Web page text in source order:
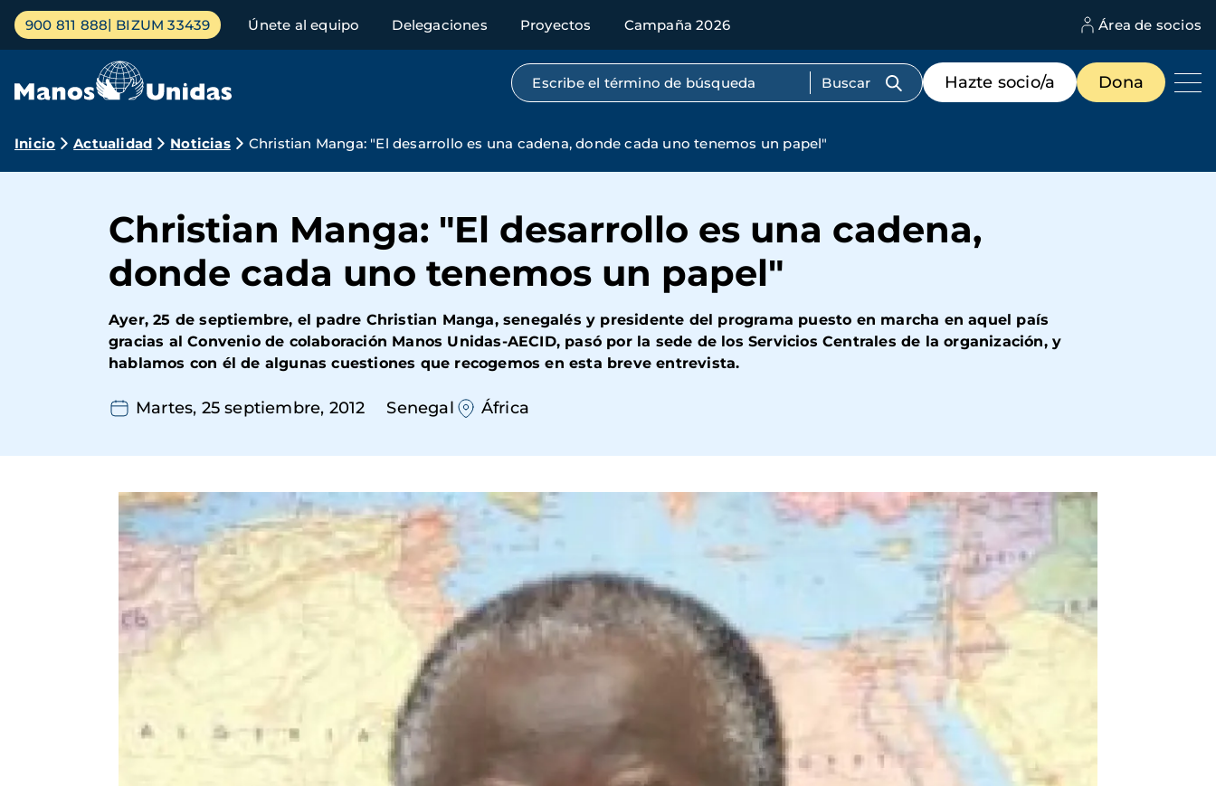
Pasar
contenido
Menú
principal
900 811 888 BIZUM 33439 Únete al equipo Delegaciones Proyectos Campaña 2026 Área de socios
Búsqueda por texto completo
Menú
de
destacados
Hazte socio/a Dona
Ruta
navegación
Inicio Actualidad Noticias Christian Manga: "El desarrollo es una cadena, donde cada uno tenemos un papel"
Christian Manga: "El desarrollo es una cadena,
donde cada uno tenemos un papel"
Ayer, 25 de septiembre, el padre Christian Manga, senegalés y presidente del programa puesto en marcha en aquel país
gracias al Convenio de colaboración Manos Unidas-AECID, pasó por la sede de los Servicios Centrales de la organización, y
hablamos con él de algunas cuestiones que recogemos en esta breve entrevista.
Martes, 25 septiembre, 2012 Senegal África